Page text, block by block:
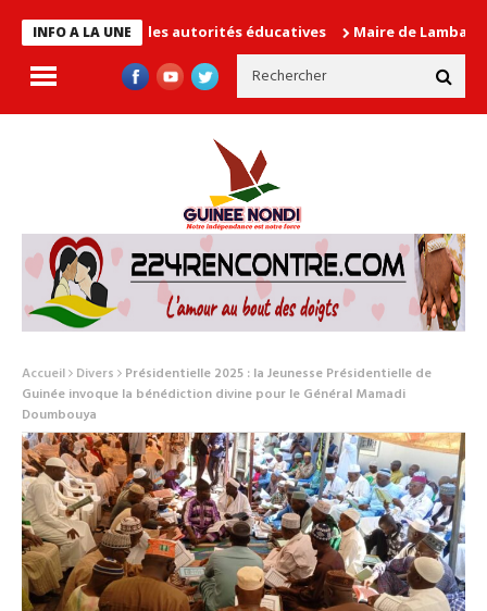
INFO A LA UNE
cause les autorités éducatives Maire de Lambanyi : Baba
Accueil Divers Présidentielle 2025 : la Jeunesse Présidentielle de
Guinée invoque la bénédiction divine pour le Général Mamadi
Doumbouya